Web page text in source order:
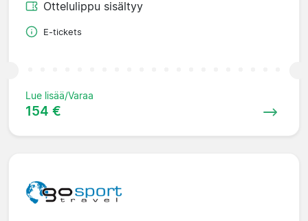
Ottelulippu sisältyy
E-tickets
Lue lisää/Varaa
154 €